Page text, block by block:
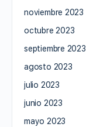
noviembre 2023
octubre 2023
septiembre 2023
agosto 2023
julio 2023
junio 2023
mayo 2023